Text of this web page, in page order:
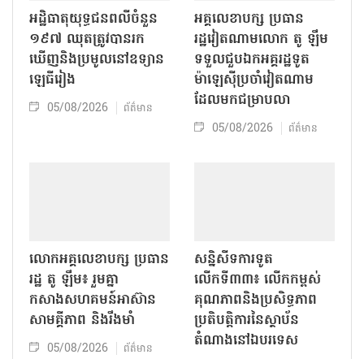
អដ្ឋិធាតុយុទ្ធជនពលីចំនួន
១៩៧ ឈុតត្រូវបានរក
ឃើញនិងប្រមូលនៅឧទ្យាន
ឡេធីរៀង
05/08/2026 ព័ត៌មាន
អគ្គលេខាបក្ស ប្រធាន
រដ្ឋវៀតណាមលោក តូ ឡឹម
ទទួលជួបឯកអគ្គរដ្ឋទូត
ម៉ាឡេស៊ីប្រចាំវៀតណាម
ដែលមកជម្រាបលា
05/08/2026 ព័ត៌មាន
លោក​អគ្គលេខាបក្ស ប្រធាន
រដ្ឋ តូ ឡឹម៖ រួមគ្នា
កសាងសហគមន៍អាស៊ាន
សាមគ្គីភាព និងរឹងមាំ
05/08/2026 ព័ត៌មាន
សន្និសីទការទូត
លើកទី៣៣៖ លើក​កម្ពស់
គុណភាពនិងប្រសិទ្ធភាព
ប្រតិបត្តិការ​នៃស្ថាប័ន​​
តំណាងនៅឯ​បរទេស​